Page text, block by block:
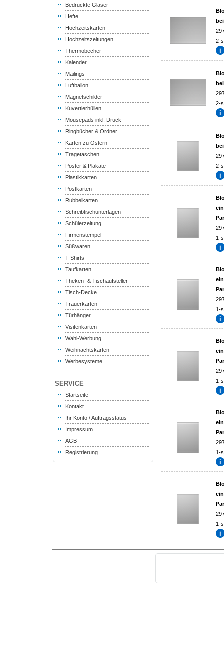
Bedruckte Gläser
Hefte
Hochzeitskarten
Hochzeitszeitungen
Thermobecher
Kalender
Mailings
Luftballon
Magnetschilder
Kuvertierhüllen
Mousepads inkl. Druck
Ringbücher & Ordner
Karten zu Ostern
Tragetaschen
Poster & Plakate
Plastikkarten
Postkarten
Rubbelkarten
Schreibtischunterlagen
Schülerzeitung
Firmenstempel
Süßwaren
T-Shirts
Taufkarten
Theken- & Tischaufsteller
Tisch-Decke
Trauerkarten
Türhänger
Visitenkarten
Wahl-Werbung
Weihnachtskarten
Werbesysteme
SERVICE
Startseite
Kontakt
Ihr Konto / Auftragsstatus
Impressum
AGB
Registrierung
2-
2-
2-
1-
1-
1-
1-
1-